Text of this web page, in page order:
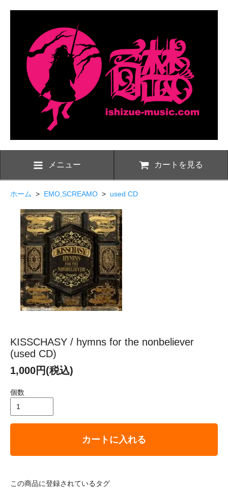
メニュー カートを見る
ホーム > EMO,SCREAMO > used CD
KISSCHASY / hymns for the nonbeliever
(used CD)
1,000円(税込)
個数
カートに入れる
この商品に登録されているタグ